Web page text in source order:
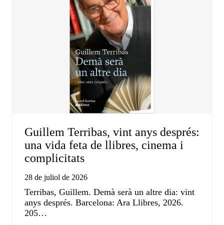
Guillem Terribas, vint anys després:
una vida feta de llibres, cinema i
complicitats
28 de juliol de 2026
Terribas, Guillem. Demà serà un altre dia: vint
anys després. Barcelona: Ara Llibres, 2026.
205…